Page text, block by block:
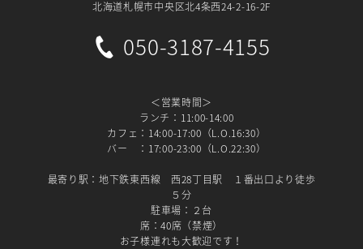
北海道札幌市中央区北4条西24-2-16-2F
050-3187-4155
＜営業時間＞
ランチ：11:00-14:00
カフェ：14:00-17:00（L.O.16:30）
バー ：17:00-23:00（L.O.22:30）
最寄り駅：地下鉄東西線 西28丁目駅 １番出口より徒歩
５分
駐車場：２台
席：40席（禁煙）
お子様連れも大歓迎です！